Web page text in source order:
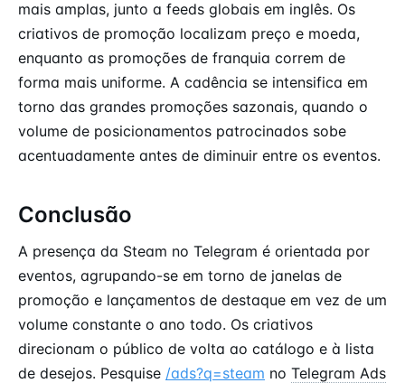
mais amplas, junto a feeds globais em inglês. Os
criativos de promoção localizam preço e moeda,
enquanto as promoções de franquia correm de
forma mais uniforme. A cadência se intensifica em
torno das grandes promoções sazonais, quando o
volume de posicionamentos patrocinados sobe
acentuadamente antes de diminuir entre os eventos.
Conclusão
A presença da Steam no Telegram é orientada por
eventos, agrupando-se em torno de janelas de
promoção e lançamentos de destaque em vez de um
volume constante o ano todo. Os criativos
direcionam o público de volta ao catálogo e à lista
de desejos. Pesquise /ads?q=steam no Telegram Ads